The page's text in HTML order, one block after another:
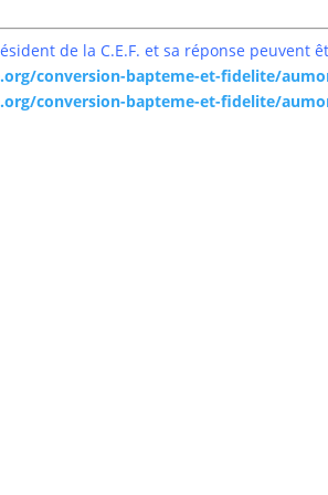
de la C.E.F. et sa réponse peuvent
conversion-bapteme-et-fidelite/
conversion-bapteme-et-fidelite/